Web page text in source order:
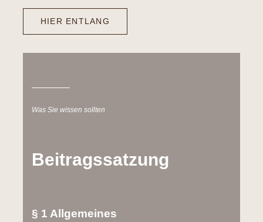
HIER ENTLANG
Was Sie wissen sollten
Beitragssatzung
§ 1 Allgemeines